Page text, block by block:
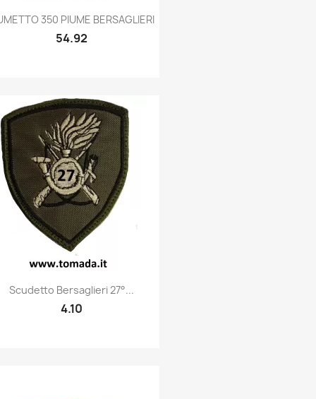
Quick view
350 PIUME BERSAGLIERI
54.92
Quick view
Scudetto Bersaglieri 27°...
4.10